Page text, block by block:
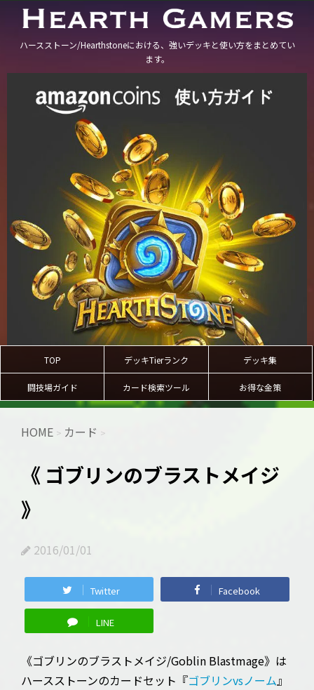
ハースストーン/Hearthstoneにおける、強いデッキと使い方をまとめてい
ます。
TOP デッキTierランク デッキ集
闘技場ガイド カード検索ツール お得な金策
HOME > カード >
《 ゴブリンのブラストメイジ
》
2016/01/01
Twitter Facebook
LINE
《ゴブリンのブラストメイジ/Goblin Blastmage》は
ハースストーンのカードセット『ゴブリンvsノーム』